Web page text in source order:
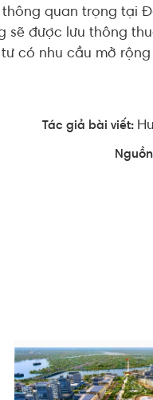
quan trọng tại
sẽ được lưu thông
có nhu cầu mở
Tác giả bài viết: